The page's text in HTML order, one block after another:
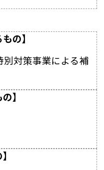
の】
対策事業による補
】